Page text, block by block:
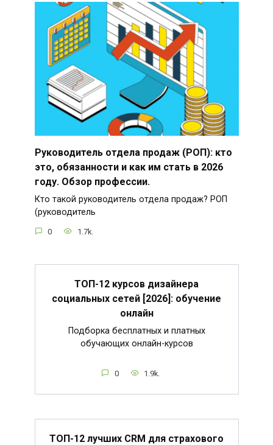
Руководитель отдела продаж (РОП): кто
это, обязанности и как им стать в 2026
году. Обзор профессии.
Кто такой руководитель отдела продаж? РОП
(руководитель
0 1.7k.
ТОП-12 курсов дизайнера
социальных сетей [2026]: обучение
онлайн
Подборка бесплатных и платных
обучающих онлайн-курсов
0 1.9k.
ТОП-12 лучших CRM для страхового